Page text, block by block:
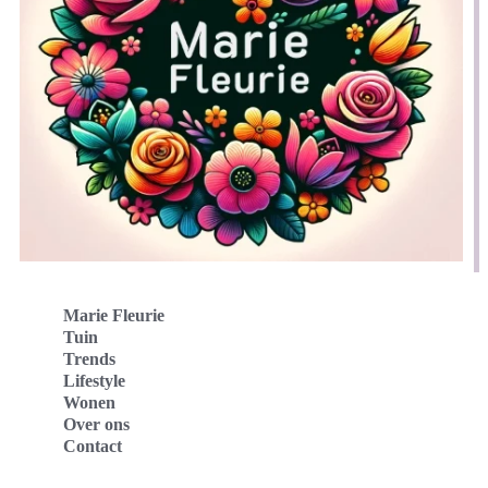
Marie Fleurie
Tuin
Trends
Lifestyle
Wonen
Over ons
Contact